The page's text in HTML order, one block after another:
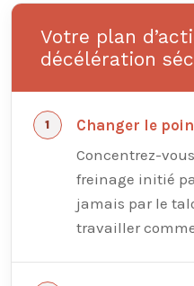
Votre plan
décélération
Changer le
Concentrez-
freinage initié
jamais par le
travailler